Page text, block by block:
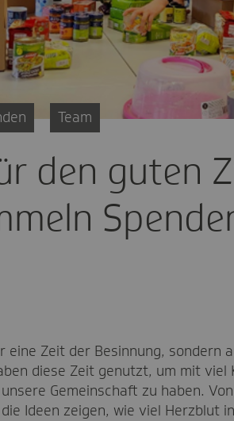
Team
den guten
Zeit der Besinnung, sondern
diese Zeit genutzt, um mit
Gemeinschaft zu haben.
Ideen zeigen, wie viel Herzblut